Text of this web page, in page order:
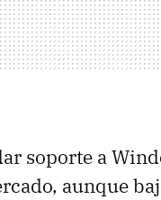
soporte a
aunque